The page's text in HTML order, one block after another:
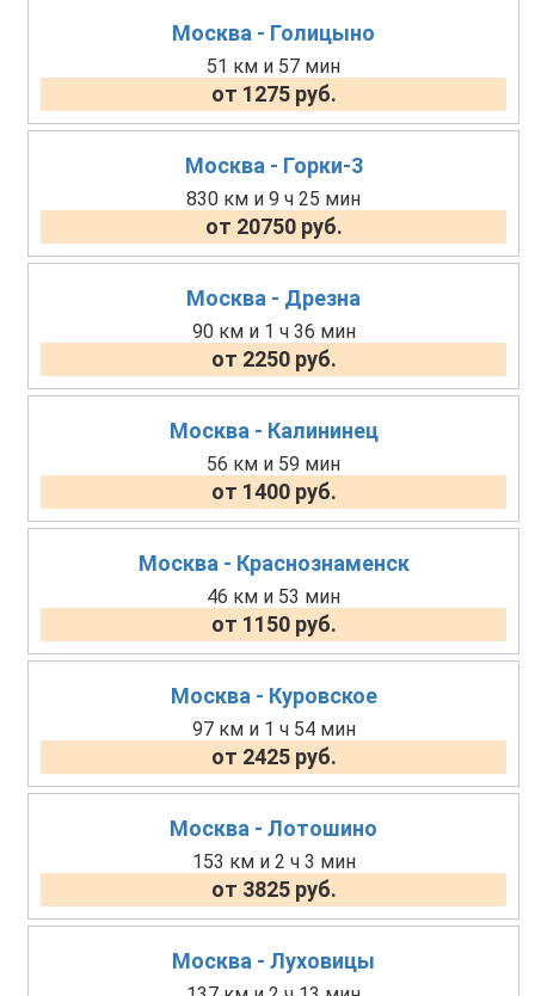
Москва - Голицыно
51 км и 57 мин
от 1275 руб.
Москва - Горки-3
830 км и 9 ч 25 мин
от 20750 руб.
Москва - Дрезна
90 км и 1 ч 36 мин
от 2250 руб.
Москва - Калининец
56 км и 59 мин
от 1400 руб.
Москва - Краснознаменск
46 км и 53 мин
от 1150 руб.
Москва - Куровское
97 км и 1 ч 54 мин
от 2425 руб.
Москва - Лотошино
153 км и 2 ч 3 мин
от 3825 руб.
Москва - Луховицы